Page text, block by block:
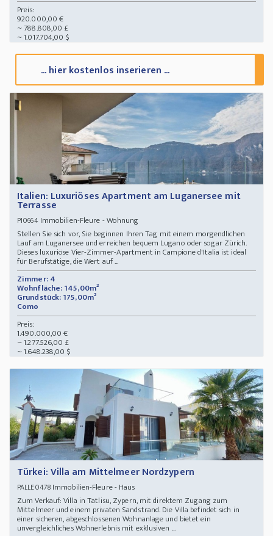
Preis:
920.000,00 €
~ 788.808,00 £
~ 1.017.704,00 $
... hier kostenlos inserieren ...
Italien: Luxuriöses Apartment am Luganersee mit
Terrasse
PI0664Immobilien-Fleure - Wohnung
Stellen Sie sich vor, Sie beginnen Ihren Tag mit einem morgendlichen
Lauf am Luganersee und erreichen bequem Lugano oder sogar Zürich.
Dieses luxuriöse Vier-Zimmer-Apartment in Campione d'Italia ist ideal
für Berufstätige, die Wert auf ...
Zimmer: 4
Wohnfläche: 145,00m²
Grundstück: 175,00m²
Como
Preis:
1.490.000,00 €
~ 1.277.526,00 £
~ 1.648.238,00 $
Türkei: Villa am Mittelmeer Nordzypern
PALLE0478Immobilien-Fleure - Haus
Zum Verkauf: Villa in Tatlisu, Zypern, mit direktem Zugang zum
Mittelmeer und einem privaten Sandstrand. Die Villa befindet sich in
einer sicheren, abgeschlossenen Wohnanlage und bietet ein
unvergleichliches Wohnerlebnis mit exklusiven ...